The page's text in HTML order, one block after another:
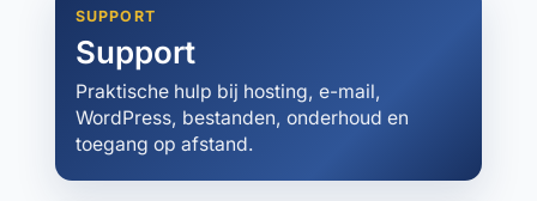
SUPPORT
Support
Praktische hulp bij hosting, e-mail,
WordPress, bestanden, onderhoud en
toegang op afstand.